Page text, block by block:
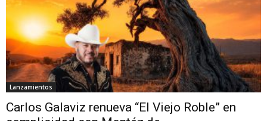
Lanzamientos
Carlos Galaviz renueva “El Viejo Roble” en